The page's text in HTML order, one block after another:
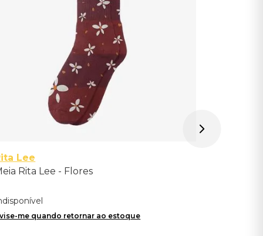
Lee
Rita Lee - Flores
me quando retornar ao estoque